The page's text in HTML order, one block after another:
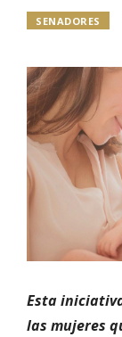
SENADORES
Esta
las mujeres